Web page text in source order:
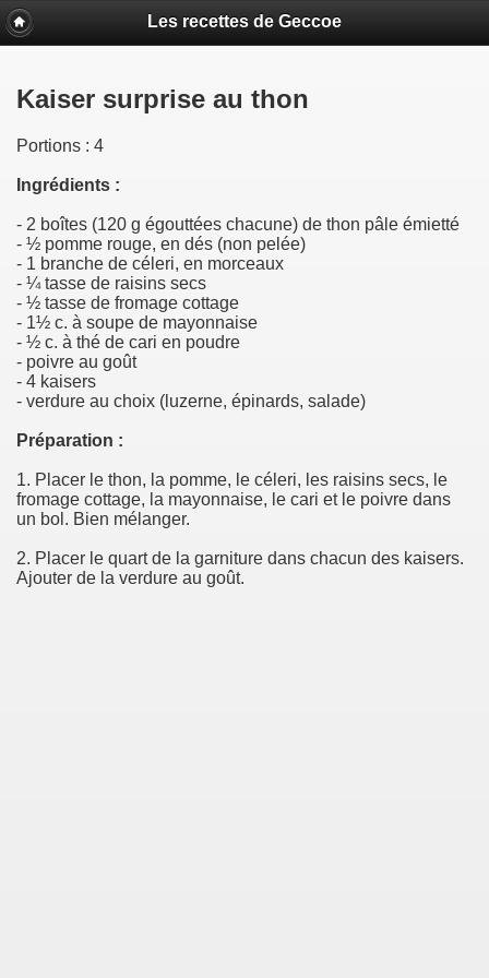
Les recettes de Geccoe
Kaiser surprise au thon
Portions : 4
Ingrédients :
- 2 boîtes (120 g égouttées chacune) de thon pâle émietté
- ½ pomme rouge, en dés (non pelée)
- 1 branche de céleri, en morceaux
- ¼ tasse de raisins secs
- ½ tasse de fromage cottage
- 1½ c. à soupe de mayonnaise
- ½ c. à thé de cari en poudre
- poivre au goût
- 4 kaisers
- verdure au choix (luzerne, épinards, salade)
Préparation :
1. Placer le thon, la pomme, le céleri, les raisins secs, le
fromage cottage, la mayonnaise, le cari et le poivre dans
un bol. Bien mélanger.
2. Placer le quart de la garniture dans chacun des kaisers.
Ajouter de la verdure au goût.